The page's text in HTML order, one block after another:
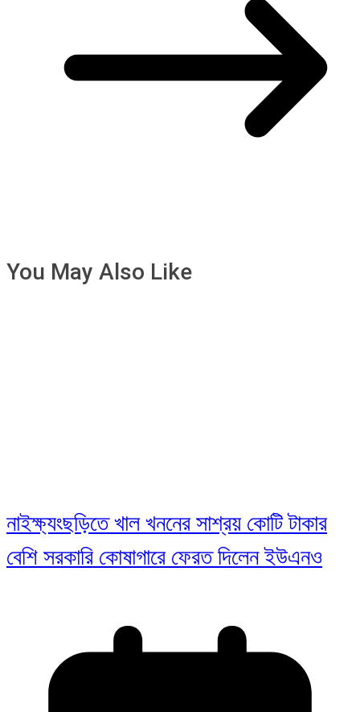
You May Also Like
নাইক্ষ্যংছড়িতে খাল খননের সাশ্রয় কোটি টাকার
বেশি সরকারি কোষাগারে ফেরত দিলেন ইউএনও